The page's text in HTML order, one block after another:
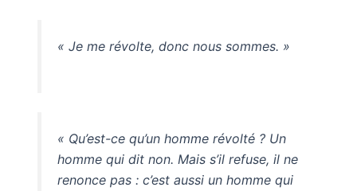
« Je me révolte, donc nous sommes. »
« Qu’est-ce qu’un homme révolté ? Un
homme qui dit non. Mais s’il refuse, il ne
renonce pas : c’est aussi un homme qui